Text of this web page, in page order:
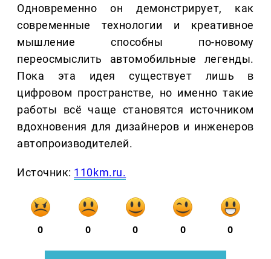
Одновременно он демонстрирует, как
современные технологии и креативное
мышление способны по-новому
переосмыслить автомобильные легенды.
Пока эта идея существует лишь в
цифровом пространстве, но именно такие
работы всё чаще становятся источником
вдохновения для дизайнеров и инженеров
автопроизводителей.
Источник: 110km.ru.
0 0 0 0 0